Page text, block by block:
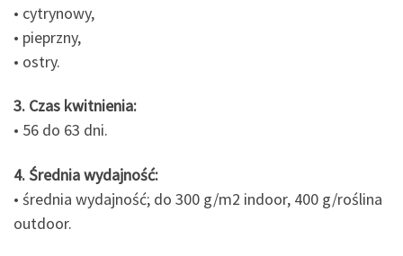
• cytrynowy,
• pieprzny,
• ostry.
3. Czas kwitnienia:
• 56 do 63 dni.
4. Średnia wydajność:
• średnia wydajność; do 300 g/m2 indoor, 400 g/roślina
outdoor.